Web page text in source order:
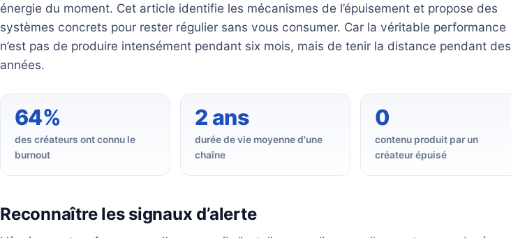
énergie du moment. Cet article identifie les mécanismes de l’épuisement et propose des
systèmes concrets pour rester régulier sans vous consumer. Car la véritable performance
n’est pas de produire intensément pendant six mois, mais de tenir la distance pendant des
années.
64%
des créateurs ont connu le
burnout
2 ans
durée de vie moyenne d'une
chaîne
0
contenu produit par un
créateur épuisé
Reconnaître les signaux d’alerte